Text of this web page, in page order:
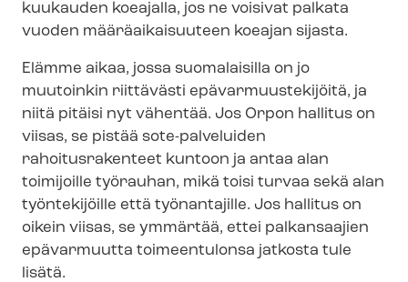
kuukauden koeajalla, jos ne voisivat palkata
vuoden määräaikaisuuteen koeajan sijasta.
Elämme aikaa, jossa suomalaisilla on jo
muutoinkin riittävästi epä­var­muus­te­ki­jöi­tä, ja
niitä pitäisi nyt vähentää. Jos Orpon hallitus on
viisas, se pistää sote-palveluiden
rahoitusrakenteet kuntoon ja antaa alan
toimijoille työrauhan, mikä toisi turvaa sekä alan
työntekijöille että työnantajille. Jos hallitus on
oikein viisas, se ymmärtää, ettei palkansaajien
epävarmuutta toimeentulonsa jatkosta tule
lisätä.